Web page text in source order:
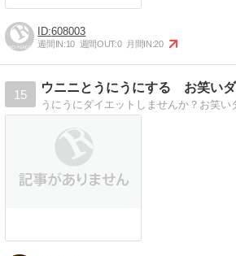
608003
週間IN:10 週間OUT:0 月間IN:20
15
ウニニとうにうにする お笑いダ